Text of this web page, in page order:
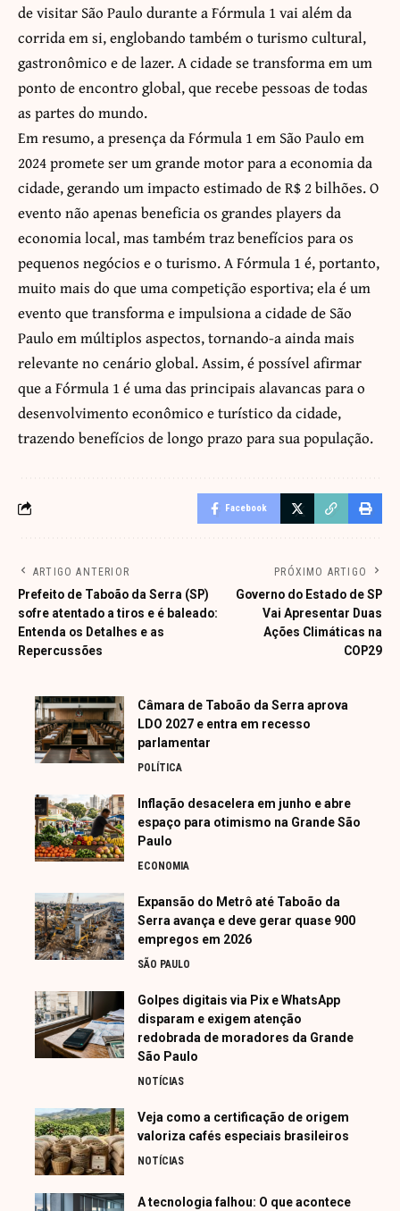
de visitar São Paulo durante a Fórmula 1 vai além da
corrida em si, englobando também o turismo cultural,
gastronômico e de lazer. A cidade se transforma em um
ponto de encontro global, que recebe pessoas de todas
as partes do mundo.
Em resumo, a presença da Fórmula 1 em São Paulo em
2024 promete ser um grande motor para a economia da
cidade, gerando um impacto estimado de R$ 2 bilhões. O
evento não apenas beneficia os grandes players da
economia local, mas também traz benefícios para os
pequenos negócios e o turismo. A Fórmula 1 é, portanto,
muito mais do que uma competição esportiva; ela é um
evento que transforma e impulsiona a cidade de São
Paulo em múltiplos aspectos, tornando-a ainda mais
relevante no cenário global. Assim, é possível afirmar
que a Fórmula 1 é uma das principais alavancas para o
desenvolvimento econômico e turístico da cidade,
trazendo benefícios de longo prazo para sua população.
Facebook
ARTIGO ANTERIOR
Prefeito de Taboão da Serra (SP)
sofre atentado a tiros e é baleado:
Entenda os Detalhes e as
Repercussões
PRÓXIMO ARTIGO
Governo do Estado de SP
Vai Apresentar Duas
Ações Climáticas na
COP29
Câmara de Taboão da Serra aprova
LDO 2027 e entra em recesso
parlamentar
POLÍTICA
Inflação desacelera em junho e abre
espaço para otimismo na Grande São
Paulo
ECONOMIA
Expansão do Metrô até Taboão da
Serra avança e deve gerar quase 900
empregos em 2026
SÃO PAULO
Golpes digitais via Pix e WhatsApp
disparam e exigem atenção
redobrada de moradores da Grande
São Paulo
NOTÍCIAS
Veja como a certificação de origem
valoriza cafés especiais brasileiros
NOTÍCIAS
A tecnologia falhou: O que acontece